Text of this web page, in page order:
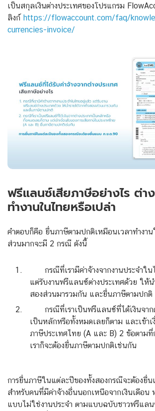
เป็นสกุลเงินต่างประเทศของโปรแกรม
ลิงก์ https://flowaccount.com/faq/
currencies-invoice/
ฟรีแลนซ์เสียภาษีอย่างไร ต่า
ทำงานในไทยหรือเปล่า
คำตอบก็คือ ยื่นภาษีตามปกติเหมือนเวลาทำงา
ส่วนมากจะมี 2 กรณี ดังนี้
กรณีที่เรามีค่าจ้างจากงานประจำใน
แต่รับงานฟรีแลนซ์ต่างประเทศด้วย ให้น
สองส่วนมารวมกัน และยื่นภาษีตามปกติ
กรณีที่เราเป็นฟรีแลนซ์ที่ได้เงินจากต่
เป็นหลักหรือทั้งหมดเลยก็ตาม และเข้าเ
ภาษีประเทศไทย (A และ B) 2 ข้อตามที่
เราก็จะต้องยื่นภาษีตามปกติเช่นกัน
การยื่นภาษีในแต่ละปีของทั้งสองกรณีจะต้องยื่
สำหรับคนที่มีค่าจ้างอื่นนอกเหนือจากเงินเดือน
แบบไม่ใช่งานประจำ ตามแบบฉบับชาวฟรีแลน